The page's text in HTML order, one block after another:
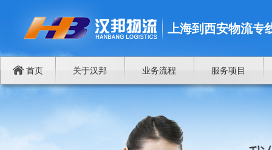
上海到西安物流专
首页 关于汉邦 业务流程 服务项目